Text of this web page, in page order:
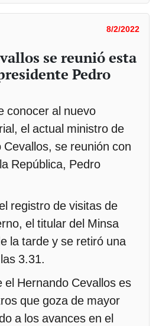
8/2/2022
se reunió esta
Pedro
conocer al nuevo
el actual ministro de
se reunión con
República, Pedro
registro de visitas de
el titular del Minsa
la tarde y se retiró una
3.31.
el Hernando Cevallos es
que goza de mayor
a los avances en el